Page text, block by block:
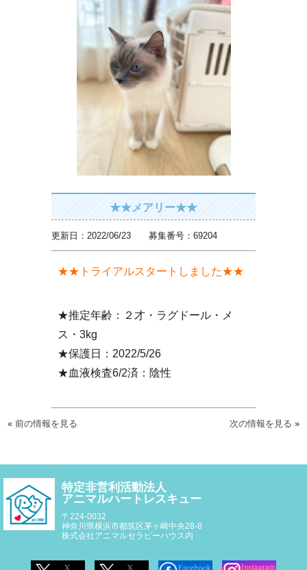
★★メアリー★★
更新日：2022/06/23 募集番号：69204
★★トライアルスタートしました★★
★推定年齢：２才・ラグドール・メ
ス・3kg
★保護日：2022/5/26
★血液検査6/2済：陰性
«前の情報を見る 次の情報を見る »
特定非営利活動法人
アニマルハートレスキュー
〒224-0032
神奈川県横浜市都筑区茅ヶ崎中央28-8
株式会社アニマルセラピーハウス内